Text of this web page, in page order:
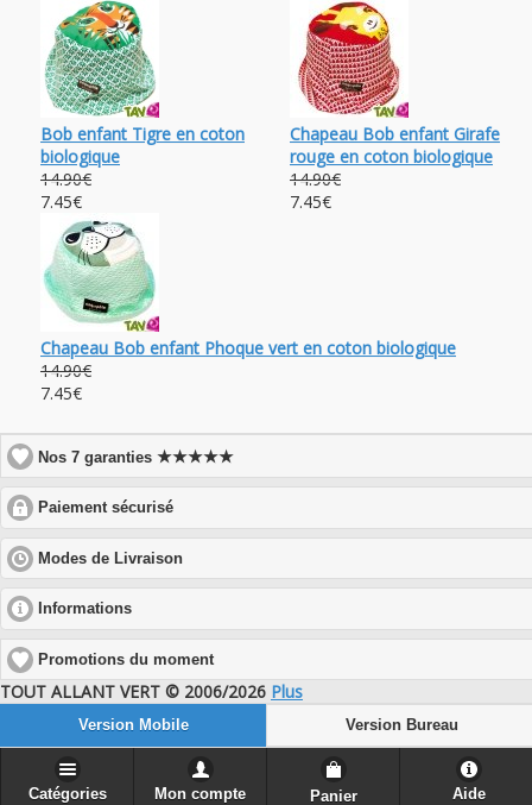
Bob enfant Tigre en coton
biologique
14.90€
7.45€
Chapeau Bob enfant Girafe
rouge en coton biologique
14.90€
7.45€
Chapeau Bob enfant Phoque vert en coton biologique
14.90€
7.45€
Nos 7 garanties★★★★★
Paiement sécurisé
to
expand
contents
Modes de Livraison
to
Informations
to
expand
contents
Promotions du moment
TOUT ALLANT VERT © 2006/2026 Plus
Version Mobile Version Bureau
Catégories Mon compte Panier Aide